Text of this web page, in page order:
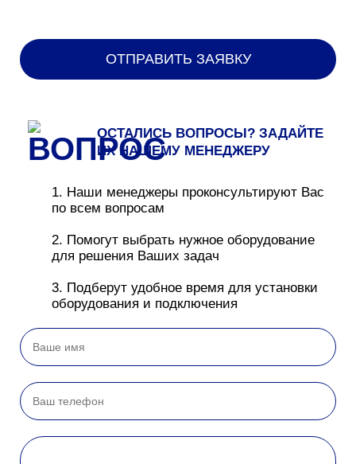
ОСТАЛИСЬ ВОПРОСЫ? ЗАДАЙТЕ
ИХ НАШЕМУ МЕНЕДЖЕРУ
1. Наши менеджеры проконсультируют Вас
по всем вопросам
2. Помогут выбрать нужное оборудование
для решения Ваших задач
3. Подберут удобное время для установки
оборудования и подключения